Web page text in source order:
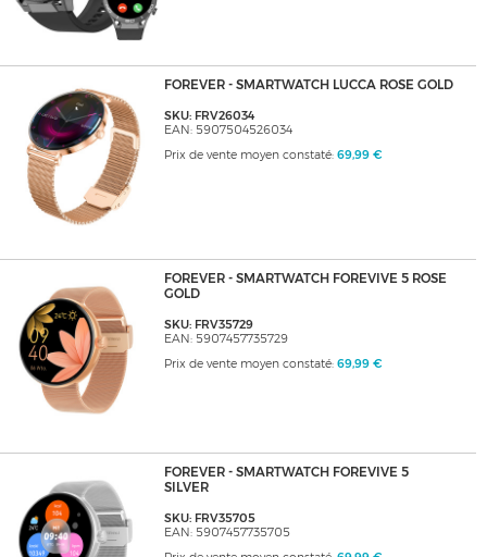
FOREVER - SMARTWATCH LUCCA ROSE GOLD
SKU: FRV26034
EAN: 5907504526034
Prix de vente moyen constaté: 69,99 €
FOREVER - SMARTWATCH FOREVIVE 5 ROSE
GOLD
SKU: FRV35729
EAN: 5907457735729
Prix de vente moyen constaté: 69,99 €
FOREVER - SMARTWATCH FOREVIVE 5
SILVER
SKU: FRV35705
EAN: 5907457735705